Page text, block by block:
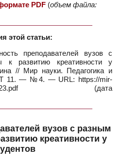
PDF (объем файла:
этой статьи:
преподавателей вузов с
к развитию креативности у
// Мир науки. Педагогика и
11. — №4. — URL: https://mir-
(дата
вузов с разным
креативности у